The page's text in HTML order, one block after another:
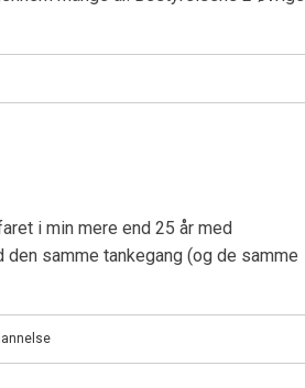
i min mere end 25 år med
samme tankegang (og de samme